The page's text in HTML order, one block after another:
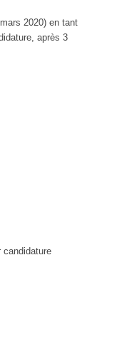
2020) en tant
après 3
candidature